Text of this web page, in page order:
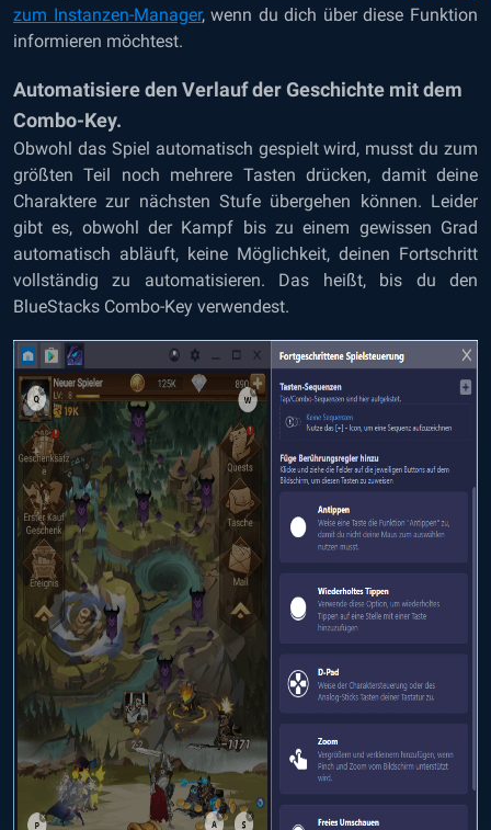
zum Instanzen-Manager, wenn du dich über diese Funktion
informieren möchtest.
Automatisiere den Verlauf der Geschichte mit dem
Combo-Key.
Obwohl das Spiel automatisch gespielt wird, musst du zum
größten Teil noch mehrere Tasten drücken, damit deine
Charaktere zur nächsten Stufe übergehen können. Leider
gibt es, obwohl der Kampf bis zu einem gewissen Grad
automatisch abläuft, keine Möglichkeit, deinen Fortschritt
vollständig zu automatisieren. Das heißt, bis du den
BlueStacks Combo-Key verwendest.